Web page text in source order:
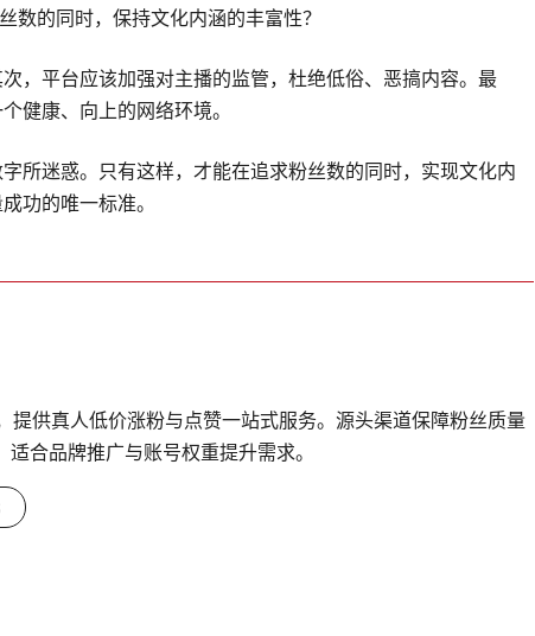
数的同时，保持文化内涵的丰富性？
，平台应该加强对主播的监管，杜绝低俗、恶搞内容。最
健康、向上的网络环境。
所迷惑。只有这样，才能在追求粉丝数的同时，实现文化内
功的唯一标准。
提供真人低价涨粉与点赞一站式服务。源头渠道保障粉丝质量
合品牌推广与账号权重提升需求。